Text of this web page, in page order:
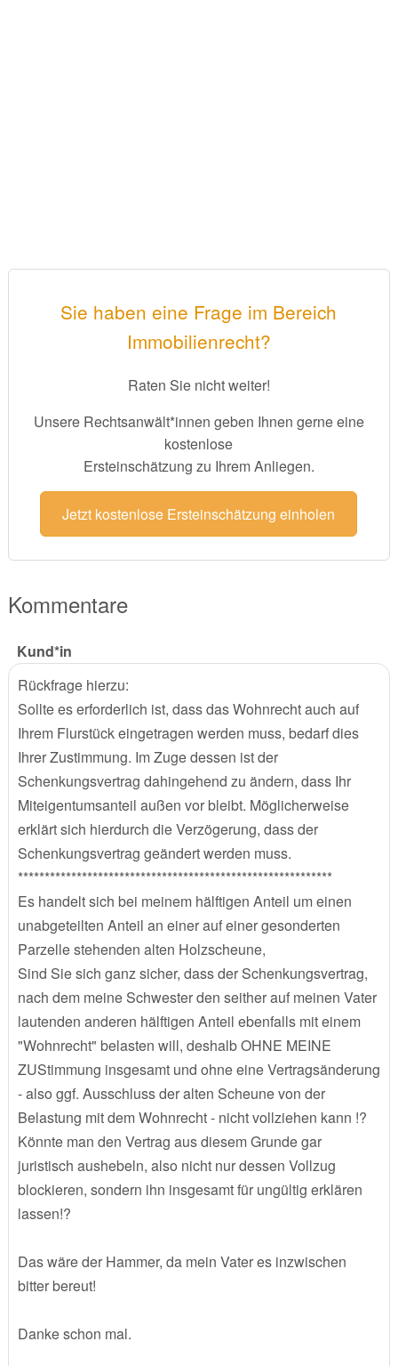
Sie haben eine Frage im Bereich
Immobilienrecht?
Raten Sie nicht weiter!
Unsere Rechtsanwält*innen geben Ihnen gerne eine
kostenlose
Ersteinschätzung zu Ihrem Anliegen.
Jetzt kostenlose Ersteinschätzung einholen
Kommentare
Kund*in
Rückfrage hierzu:
Sollte es erforderlich ist, dass das Wohnrecht auch auf
Ihrem Flurstück eingetragen werden muss, bedarf dies
Ihrer Zustimmung. Im Zuge dessen ist der
Schenkungsvertrag dahingehend zu ändern, dass Ihr
Miteigentumsanteil außen vor bleibt. Möglicherweise
erklärt sich hierdurch die Verzögerung, dass der
Schenkungsvertrag geändert werden muss.
***********************************************************
Es handelt sich bei meinem hälftigen Anteil um einen
unabgeteilten Anteil an einer auf einer gesonderten
Parzelle stehenden alten Holzscheune,
Sind Sie sich ganz sicher, dass der Schenkungsvertrag,
nach dem meine Schwester den seither auf meinen Vater
lautenden anderen hälftigen Anteil ebenfalls mit einem
"Wohnrecht" belasten will, deshalb OHNE MEINE
ZUStimmung insgesamt und ohne eine Vertragsänderung
- also ggf. Ausschluss der alten Scheune von der
Belastung mit dem Wohnrecht - nicht vollziehen kann !?
Könnte man den Vertrag aus diesem Grunde gar
juristisch aushebeln, also nicht nur dessen Vollzug
blockieren, sondern ihn insgesamt für ungültig erklären
lassen!?
Das wäre der Hammer, da mein Vater es inzwischen
bitter bereut!
Danke schon mal.